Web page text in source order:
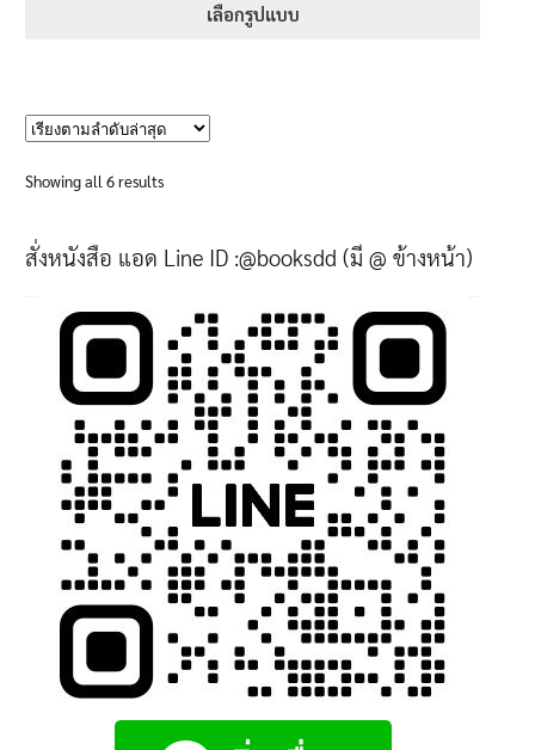
เลือกรูปแบบ
may
chosen
on
the
product
page
Showing all 6 resultsSorted
สั่งหนังสือ แอด Line ID :@booksdd (มี @ ข้างหน้า)